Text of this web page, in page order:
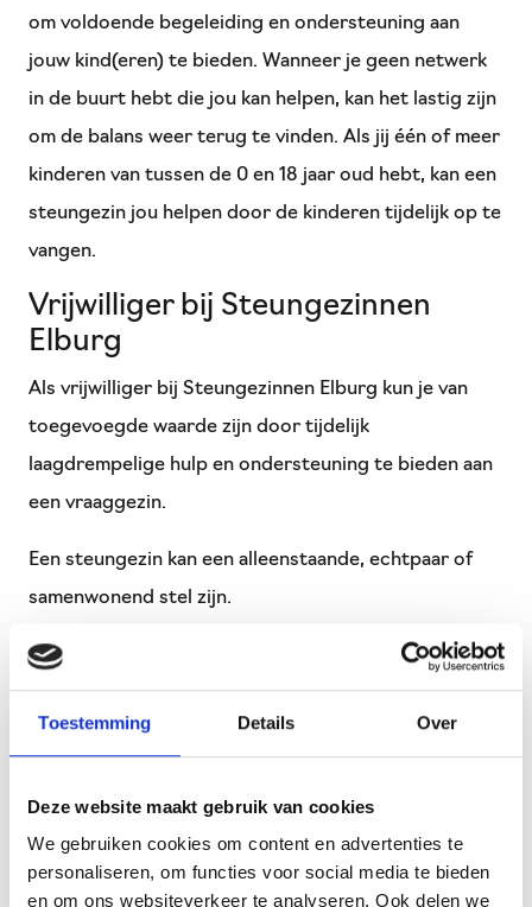
Toestemming Details Over
Deze website maakt gebruik van cookies
We gebruiken cookies om content en advertenties te
personaliseren, om functies voor social media te bieden
en om ons websiteverkeer te analyseren. Ook delen we
om voldoende begeleiding en ondersteuning aan
jouw kind(eren) te bieden. Wanneer je geen netwerk
in de buurt hebt die jou kan helpen, kan het lastig zijn
om de balans weer terug te vinden. Als jij één of meer
kinderen van tussen de 0 en 18 jaar oud hebt, kan een
steungezin jou helpen door de kinderen tijdelijk op te
vangen.
Vrijwilliger bij Steungezinnen
Elburg
Als vrijwilliger bij Steungezinnen Elburg kun je van
toegevoegde waarde zijn door tijdelijk
laagdrempelige hulp en ondersteuning te bieden aan
een vraaggezin.
Een steungezin kan een alleenstaande, echtpaar of
samenwonend stel zijn.
Het maakt niet uit of jij als steungezin zelf kinderen
hebt. Belangrijk is dat jij in de gemeente Elburg
woont en iets voor een vraaggezin wil betekenen. Op
en ruimte om kinderen uit een vraaggezin op te
vangen. In overleg met het vraaggezin wordt bepaald
hoeveel tijd jij besteedt als steungezin.